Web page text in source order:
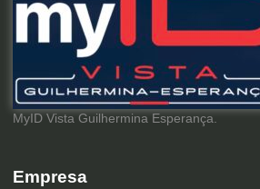
MyID Vista Guilhermina Esperança.
Empresa